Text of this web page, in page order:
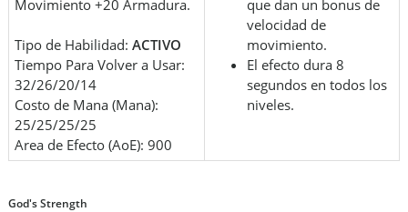
Movimiento +20 Armadura.
Tipo de Habilidad: ACTIVO
Tiempo Para Volver a Usar:
32/26/20/14
Costo de Mana (Mana):
25/25/25/25
Area de Efecto (AoE): 900
que dan un bonus de
velocidad de
movimiento.
El efecto dura 8
segundos en todos los
niveles.
God's Strength